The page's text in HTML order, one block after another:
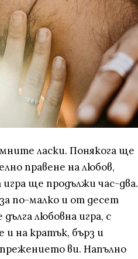
ласки. Понякога ще
правене на любов,
ще продължи час-два.
по-малко и от десет
любовна игра, с
и на кратък, бърз и
ви. Напълно